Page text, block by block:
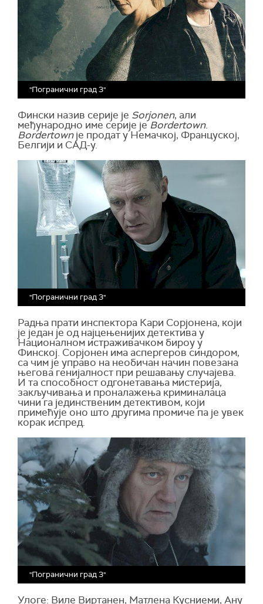
"Погранични град 3"
Фински назив серије је Sorjonen, али
међународно име серије јеBordertown.
Bordertownје продат у Немачкој, Француској,
Белгији и САД-у.
"Погранични град 3"
Радња прати инспектора Кари Сорјонена, који
је један је од најцењенијих детектива у
Националном истраживачком бироу у
Финској. Сорјонен има аспергеров синдором,
са чим је управо на необичан начин повезана
његова генијалност при решавању случајева.
И та способност одгонетавања мистерија,
закључивања и проналажења криминалаца
чини га јединственим детективом, који
примећује оно што другима промиче па је увек
корак испред.
"Погранични град 3"
Улоге: Виле Виртанен, Матлена Кусниеми, Ану